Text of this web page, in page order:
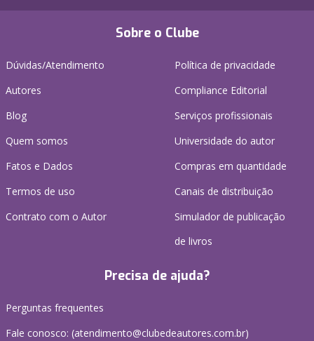
Sobre o Clube
Dúvidas/Atendimento
Autores
Blog
Quem somos
Fatos e Dados
Termos de uso
Contrato com o Autor
Política de privacidade
Compliance Editorial
Serviços profissionais
Universidade do autor
Compras em quantidade
Canais de distribuição
Simulador de publicação
de livros
Precisa de ajuda?
Perguntas frequentes
Fale conosco: (atendimento@clubedeautores.com.br)